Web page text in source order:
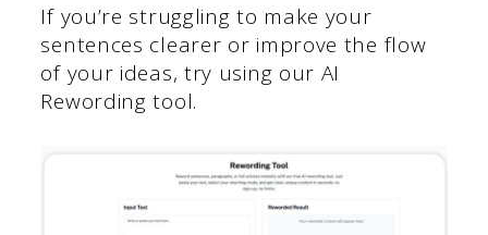
If you’re struggling to make your
sentences clearer or improve the flow
of your ideas, try using our AI
Rewording tool.